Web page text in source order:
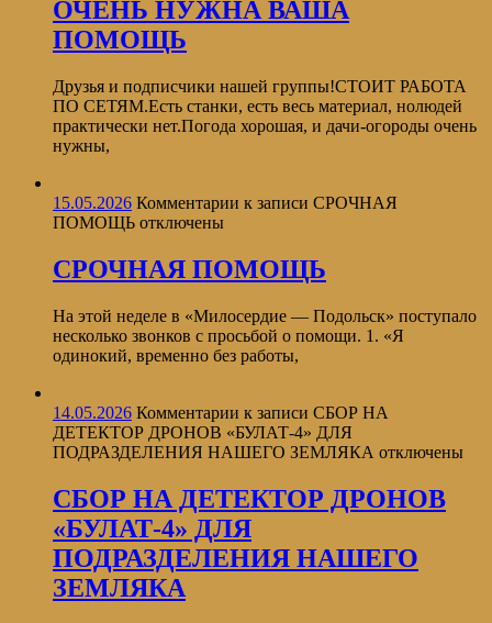
ОЧЕНЬ НУЖНА ВАША
ПОМОЩЬ
Друзья и подписчики нашей группы!СТОИТ РАБОТА
ПО СЕТЯМ.Есть станки, есть весь материал, нолюдей
практически нет.Погода хорошая, и дачи-огороды очень
нужны,
15.05.2026 Комментарии к записи СРОЧНАЯ
ПОМОЩЬ отключены
СРОЧНАЯ ПОМОЩЬ
На этой неделе в «Милосердие — Подольск» поступало
несколько звонков с просьбой о помощи. 1. «Я
одинокий, временно без работы,
14.05.2026 Комментарии к записи СБОР НА
ДЕТЕКТОР ДРОНОВ «БУЛАТ-4» ДЛЯ
ПОДРАЗДЕЛЕНИЯ НАШЕГО ЗЕМЛЯКА отключены
СБОР НА ДЕТЕКТОР ДРОНОВ
«БУЛАТ-4» ДЛЯ
ПОДРАЗДЕЛЕНИЯ НАШЕГО
ЗЕМЛЯКА